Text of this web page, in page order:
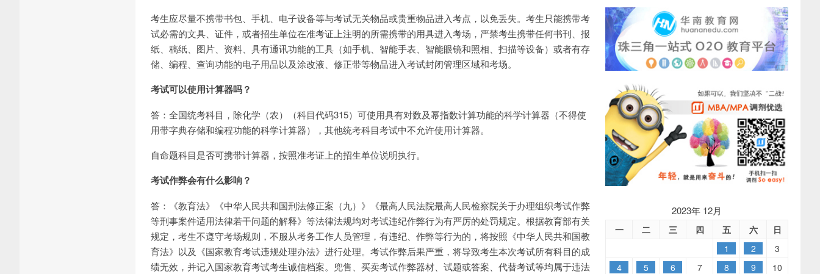
考生应尽量不携带书包、手机、电子设备等与考试无关物品或贵重物品进入考点，以免丢失。考生只能携带考
试必需的文具、证件，或者招生单位在准考证上注明的所需携带的用具进入考场，严禁考生携带任何书刊、报
纸、稿纸、图片、资料、具有通讯功能的工具（如手机、智能手表、智能眼镜和照相、扫描等设备）或者有存
储、编程、查询功能的电子用品以及涂改液、修正带等物品进入考试封闭管理区域和考场。
考试可以使用计算器吗？
答：全国统考科目，除化学（农）（科目代码315）可使用具有对数及幂指数计算功能的科学计算器（不得使
用带字典存储和编程功能的科学计算器），其他统考科目考试中不允许使用计算器。
自命题科目是否可携带计算器，按照准考证上的招生单位说明执行。
考试作弊会有什么影响？
答：《教育法》《中华人民共和国刑法修正案（九）》《最高人民法院最高人民检察院关于办理组织考试作弊
等刑事案件适用法律若干问题的解释》等法律法规均对考试违纪作弊行为有严厉的处罚规定。根据教育部有关
规定，考生不遵守考场规则，不服从考务工作人员管理，有违纪、作弊等行为的，将按照《中华人民共和国教
育法》以及《国家教育考试违规处理办法》进行处理。考试作弊后果严重，将导致考生本次考试所有科目的成
绩无效，并记入国家教育考试考生诚信档案。兜售、买卖考试作弊器材、试题或答案、代替考试等均属于违法
2023年 12月
一 二 三 四 五 六
日
1
2
3
4
5 6 7 8 9
10